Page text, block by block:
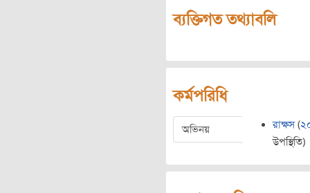
ব্যক্তিগত তথ্যাবলি
কর্মপরিধি
অভিনয় রাক্ষস(
উপস্থিতি)